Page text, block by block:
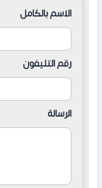
الاسم بالكامل
رقم التليفون
الرسالة